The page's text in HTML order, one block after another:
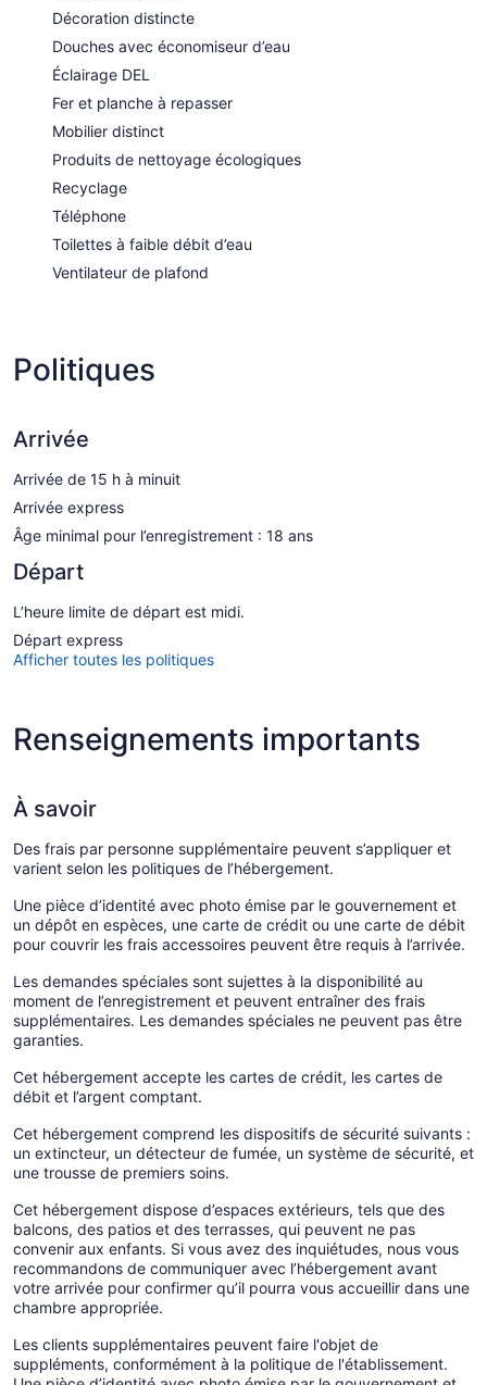
Décoration distincte
Douches avec économiseur d’eau
Éclairage DEL
Fer et planche à repasser
Mobilier distinct
Produits de nettoyage écologiques
Recyclage
Téléphone
Toilettes à faible débit d’eau
Ventilateur de plafond
Politiques
Arrivée
Arrivée de 15 h à minuit
Arrivée express
Âge minimal pour l’enregistrement : 18 ans
Départ
L’heure limite de départ est midi.
Départ express
Afficher toutes les politiques
Renseignements importants
À savoir
Des frais par personne supplémentaire peuvent s’appliquer et
varient selon les politiques de l’hébergement.
Une pièce d’identité avec photo émise par le gouvernement et
un dépôt en espèces, une carte de crédit ou une carte de débit
pour couvrir les frais accessoires peuvent être requis à l’arrivée.
Les demandes spéciales sont sujettes à la disponibilité au
moment de l’enregistrement et peuvent entraîner des frais
supplémentaires. Les demandes spéciales ne peuvent pas être
garanties.
Cet hébergement accepte les cartes de crédit, les cartes de
débit et l’argent comptant.
Cet hébergement comprend les dispositifs de sécurité suivants :
un extincteur, un détecteur de fumée, un système de sécurité, et
une trousse de premiers soins.
Cet hébergement dispose d’espaces extérieurs, tels que des
balcons, des patios et des terrasses, qui peuvent ne pas
convenir aux enfants. Si vous avez des inquiétudes, nous vous
recommandons de communiquer avec l’hébergement avant
votre arrivée pour confirmer qu’il pourra vous accueillir dans une
chambre appropriée.
Les clients supplémentaires peuvent faire l'objet de
suppléments, conformément à la politique de l'établissement.